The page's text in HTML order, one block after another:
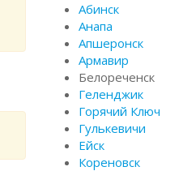
Абинск
Анапа
Апшеронск
Армавир
Белореченск
Геленджик
Горячий Ключ
Гулькевичи
Ейск
Кореновск